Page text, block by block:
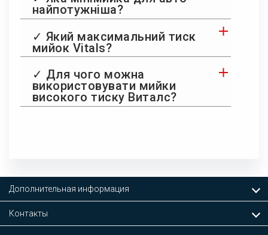
найпотужніша?
✓ Який максимальний тиск
мийок Vitals?
✓ Для чого можна
використовувати мийки
високого тиску Виталс?
Дополнительная информация
Контакты